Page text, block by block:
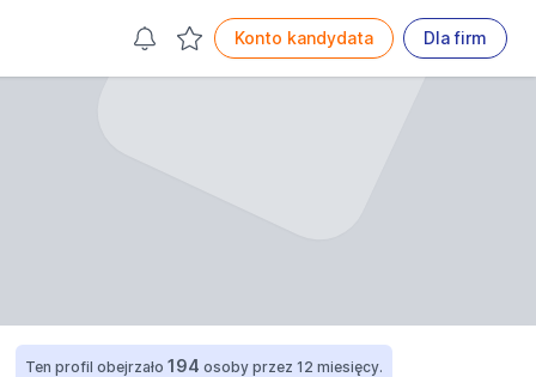
Konto kandydata Dla firm
Ten profil obejrzało 194 osoby przez 12 miesięcy.